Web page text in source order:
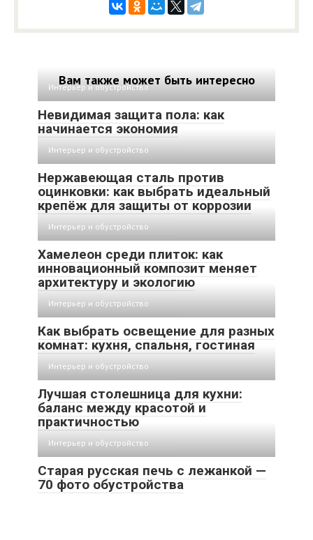
Вам также может быть интересно
Интерьер и обустройство
Невидимая защита пола: как
начинается экономия
Интерьер и обустройство
Нержавеющая сталь против
оцинковки: как выбрать идеальный
крепёж для защиты от коррозии
Интерьер и обустройство
Хамелеон среди плиток: как
инновационный композит меняет
архитектуру и экологию
Интерьер и обустройство
Как выбрать освещение для разных
комнат: кухня, спальня, гостиная
Интерьер и обустройство
Лучшая столешница для кухни:
баланс между красотой и
практичностью
Интерьер и обустройство
Старая русская печь с лежанкой —
70 фото обустройства